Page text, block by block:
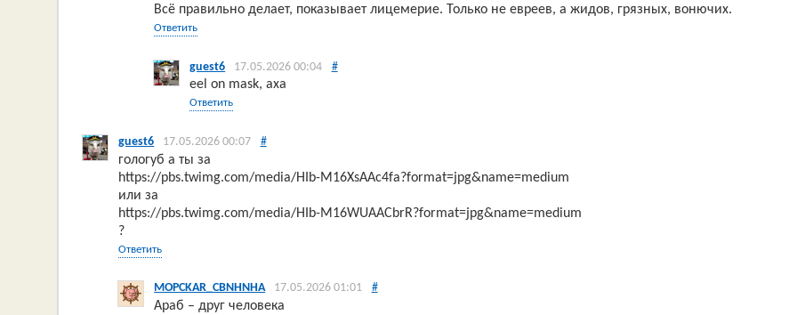
Всё правильно делает, показывает лицемерие. Только не евреев, а жидов, грязных, вонючих.
Ответить
guest6 17.05.2026 00:04 #
eel on mask, аха
Ответить
guest6 17.05.2026 00:07 #
гологуб а ты за
https://pbs.twimg.com/media/HIb-M16XsAAc4fa?format=jpg&name=medium
или за
https://pbs.twimg.com/media/HIb-M16WUAACbrR?format=jpg&name=medium
?
Ответить
MOPCKAR_CBNHNHA 17.05.2026 01:01 #
Араб – друг человека